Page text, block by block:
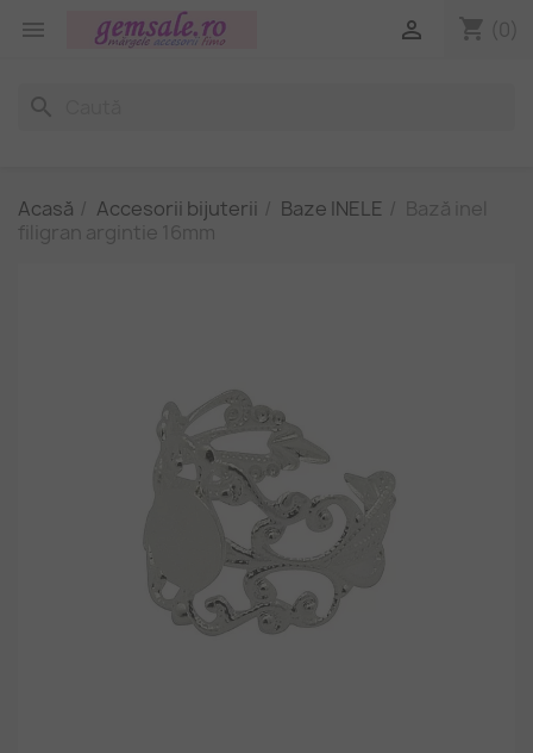
 shopping_cart (0)

search
Acasă Accesorii bijuterii Baze INELE
Bază inel
filigran argintie 16mm